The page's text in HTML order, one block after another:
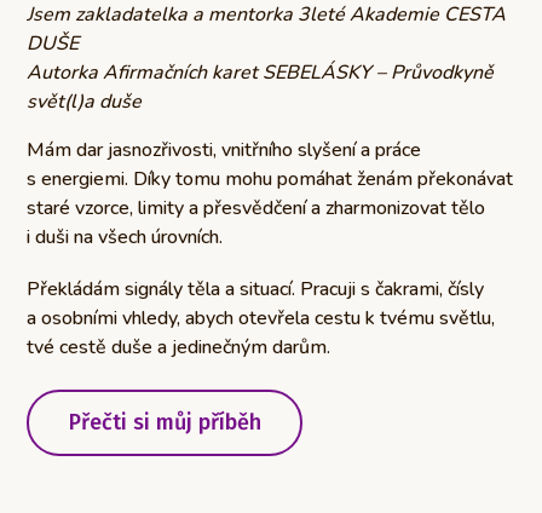
Jsem zakladatelka a mentorka 3leté Akademie CESTA
DUŠE
Autorka Afirmačních karet SEBELÁSKY –Průvodkyně
svět(l)a duše
Mám dar jasnozřivosti, vnitřního slyšení a práce
s energiemi. Díky tomu mohu pomáhat ženám překonávat
staré vzorce, limity a přesvědčení a zharmonizovat tělo
i duši na všech úrovních.
Překládám signály těla a situací. Pracuji s čakrami, čísly
a osobními vhledy, abych otevřela cestu k tvému světlu,
tvé cestě duše a jedinečným darům.
Přečti si můj příběh